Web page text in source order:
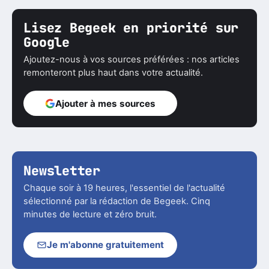
Lisez Begeek en priorité sur
Google
Ajoutez-nous à vos sources préférées : nos articles
remonteront plus haut dans votre actualité.
Ajouter à mes sources
Newsletter
Chaque soir à 19 heures, l'essentiel de l'actualité
sélectionné par la rédaction de Begeek. Cinq
minutes de lecture et zéro bruit.
Je m'abonne gratuitement